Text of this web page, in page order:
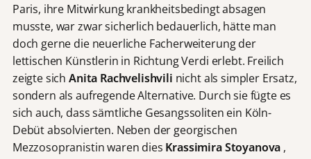
Paris, ihre Mitwirkung krankheitsbedingt absagen
musste, war zwar sicherlich bedauerlich, hätte man
doch gerne die neuerliche Facherweiterung der
lettischen Künstlerin in Richtung Verdi erlebt. Freilich
zeigte sich Anita Rachvelishvili nicht als simpler Ersatz,
sondern als aufregende Alternative. Durch sie fügte es
sich auch, dass sämtliche Gesangssoliten ein Köln-
Debüt absolvierten. Neben der georgischen
Mezzosopranistin waren dies Krassimira Stoyanova ,